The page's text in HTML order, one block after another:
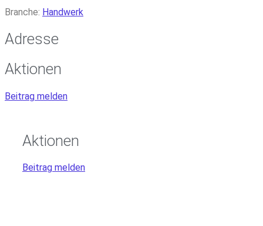
Branche: Handwerk
Adresse
Aktionen
Beitrag melden
Aktionen
Beitrag melden